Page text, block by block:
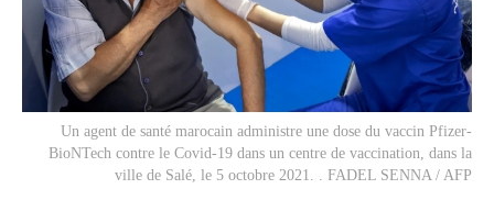
Un agent de santé marocain administre une dose du vaccin Pfizer-
BioNTech contre le Covid-19 dans un centre de vaccination, dans la
ville de Salé, le 5 octobre 2021. . FADEL SENNA / AFP